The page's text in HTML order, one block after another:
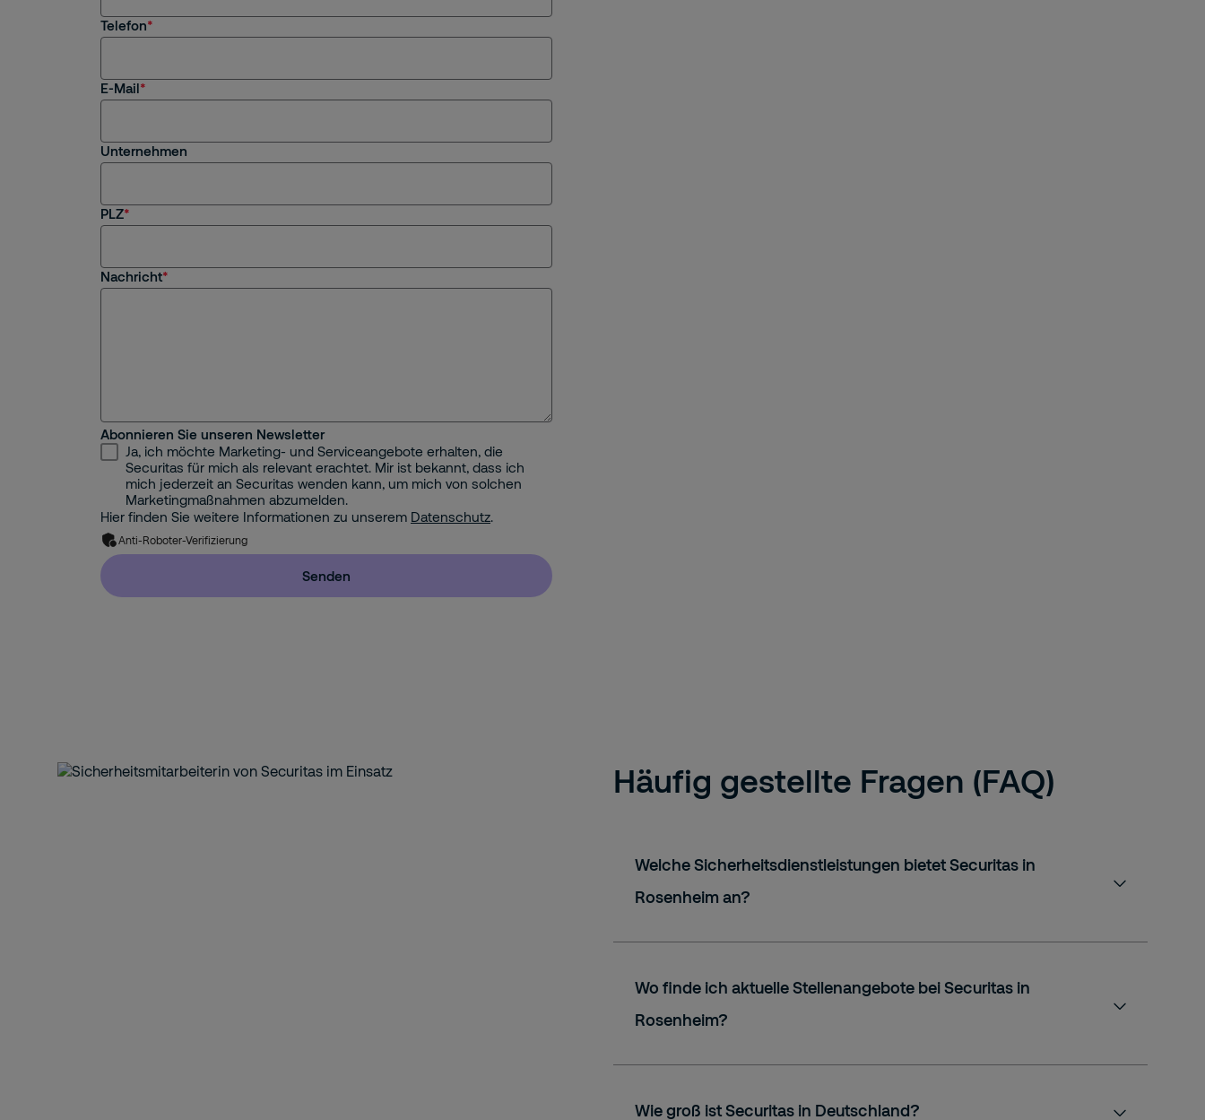
Subunternehmen
Telefon
E-Mail
Unternehmen
PLZ
Nachricht
Abonnieren Sie unseren Newsletter
Ja, ich möchte Marketing- und Serviceangebote erhalten, die
Securitas für mich als relevant erachtet. Mir ist bekannt, dass ich
mich jederzeit an Securitas wenden kann, um mich von solchen
Marketingmaßnahmen abzumelden.
Hier finden Sie weitere Informationen zu unserem Datenschutz.
Anti-Roboter-Verifizierung
Senden
Häufig gestellte Fragen (FAQ)
Welche Sicherheitsdienstleistungen bietet Securitas in
Rosenheim an?
Wo finde ich aktuelle Stellenangebote bei Securitas in
Rosenheim?
Wie groß ist Securitas in Deutschland?